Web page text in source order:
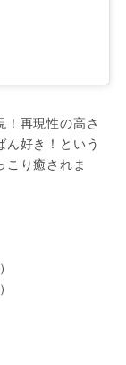
再現性の高さ
好き！という
こり癒されま